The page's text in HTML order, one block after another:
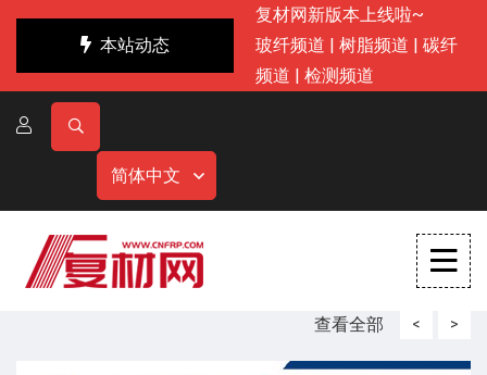
本站动态
复材网新版本上线啦~
玻纤频道 | 树脂频道 | 碳纤
频道 | 检测频道
简体中文
查看全部 < >